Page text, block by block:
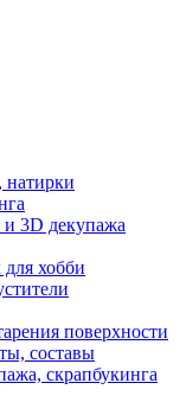
натирки
3D декупажа
хобби
поверхности
составы
скрапбукинга